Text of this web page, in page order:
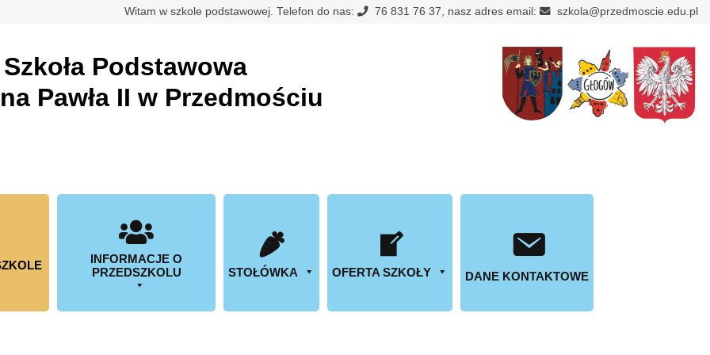
Witam w szkole podstawowej. Telefon do nas: 76 831 76 37, nasz adres email: szkola@przedmoscie.edu.pl
Szkoła Podstawowa
Pawła II w Przedmościu
INFORMACJE O
PRZEDSZKOLU
STOŁÓWKA OFERTA SZKOŁY DANE KONTAKTOWE